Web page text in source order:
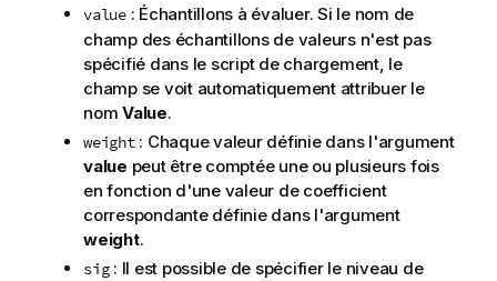
value: Échantillons à évaluer. Si le nom de
champ des échantillons de valeurs n'est pas
spécifié dans le script de chargement, le
champ se voit automatiquement attribuer le
nom Value.
weight: Chaque valeur définie dans l'argument
value peut être comptée une ou plusieurs fois
en fonction d'une valeur de coefficient
correspondante définie dans l'argument
weight.
sig: Il est possible de spécifier le niveau de